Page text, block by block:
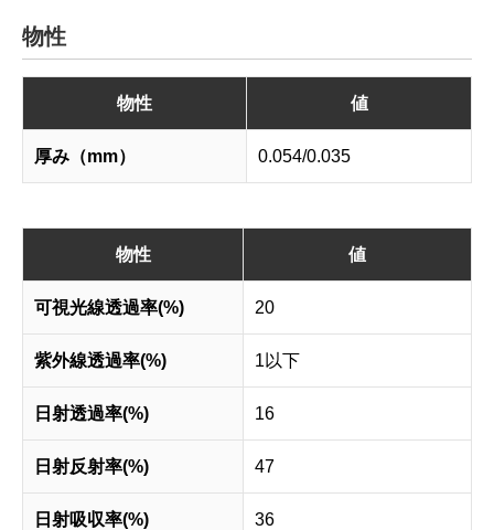
物性
物性 値
厚み（mm） 0.054/0.035
物性 値
可視光線透過率(%) 20
紫外線透過率(%) 1以下
日射透過率(%) 16
日射反射率(%) 47
日射吸収率(%) 36